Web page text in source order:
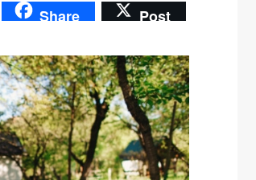
Share Post